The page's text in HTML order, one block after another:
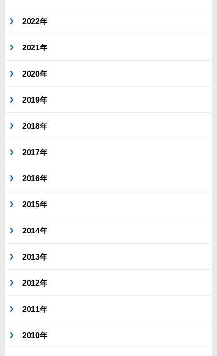
2022年
2021年
2020年
2019年
2018年
2017年
2016年
2015年
2014年
2013年
2012年
2011年
2010年